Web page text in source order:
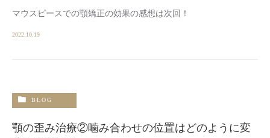
マウスピースでの顎矯正の効果の感想は次回！
2022.10.19
BLOG
顎の歪み治療②噛み合わせの位置はどのように変